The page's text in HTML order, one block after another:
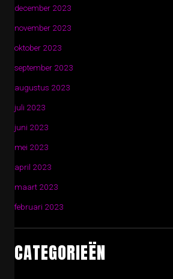
december 2023
november 2023
oktober 2023
september 2023
augustus 2023
juli 2023
juni 2023
mei 2023
april 2023
maart 2023
februari 2023
CATEGORIEËN